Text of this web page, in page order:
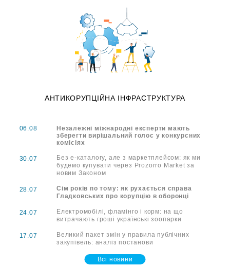
АНТИКОРУПЦІЙНА ІНФРАСТРУКТУРА
06.08
Незалежні міжнародні експерти мають
зберегти вирішальний голос у конкурсних
комісіях
30.07
Без е-каталогу, але з маркетплейсом: як ми
будемо купувати через Prozorro Market за
новим Законом
28.07
Сім років по тому: як рухається справа
Гладковських про корупцію в оборонці
24.07
Електромобілі, фламінго і корм: на що
витрачають гроші українські зоопарки
17.07
Великий пакет змін у правила публічних
закупівель: аналіз постанови
Всі новини